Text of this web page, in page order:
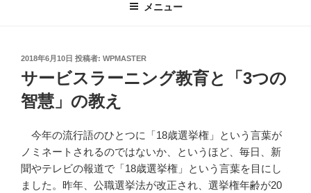
メニュー
投
稿
日:
2018年6月10日 投稿者: WPMASTER
サービスラーニング教育と「3つの
智慧」の教え
今年の流行語のひとつに「18歳選挙権」という言葉が
ノミネートされるのではないか、というほど、毎日、新
聞やテレビの報道で「18歳選挙権」という言葉を目にし
ました。昨年、公職選挙法が改正され、選挙権年齢が20